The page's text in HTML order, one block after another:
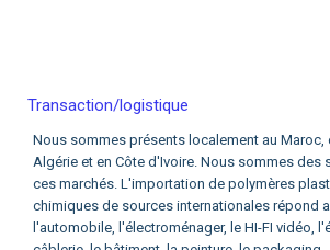
Transaction/logistique
Nous sommes présents localement au Maroc,
Algérie et en Côte d'Ivoire. Nous sommes des
ces marchés. L'importation de polymères
chimiques de sources internationales répond
l'automobile, l'électroménager, le HI-FI vidéo,